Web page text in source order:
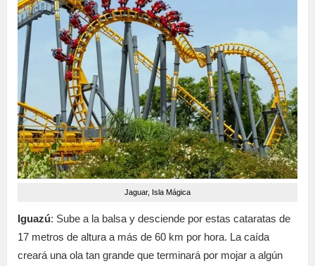
Jaguar, Isla Mágica
Iguazú: Sube a la balsa y desciende por estas cataratas de
17 metros de altura a más de 60 km por hora. La caída
creará una ola tan grande que terminará por mojar a algún